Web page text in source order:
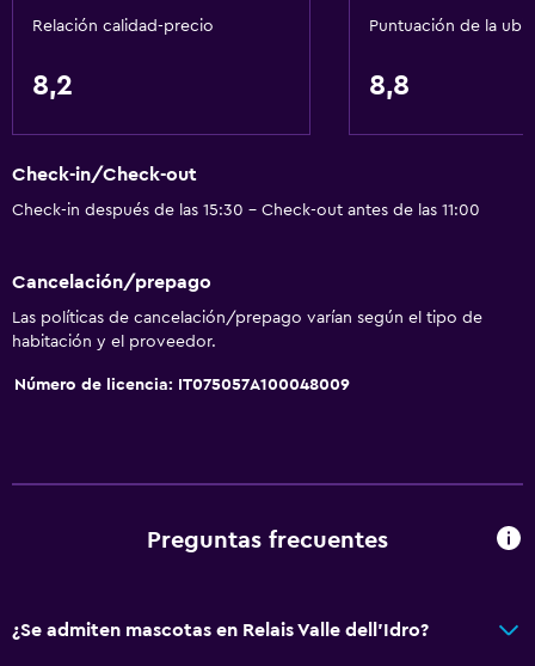
Plantas superiores accesibles por ascensor
Servicios básicos
Wifi disponible en todas las instalaciones
Internet
Extinguidor
Alarma de humo
Calefacción
Toallas
Relación calidad-precio
8,2
Puntuación de la
8,8
Check-in/Check-out
Check-in después de las 15:30 - Check-out antes de las 11:00
Cancelación/prepago
Las políticas de cancelación/prepago varían según el tipo de
habitación y el proveedor.
Número de licencia: IT075057A100048009
Preguntas frecuentes
¿Se admiten mascotas en Relais Valle dell'Idro?